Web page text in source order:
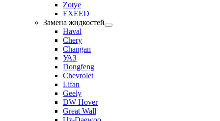
Zotye
EXEED
Замена жидкостей
Haval
Chery
Changan
УАЗ
Dongfeng
Chevrolet
Lifan
Geely
DW Hover
Great Wall